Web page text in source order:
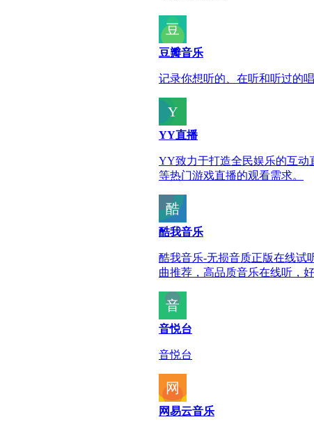
豆瓣音乐
记录你想听的、在听和听过的
YY直播
YY致力于打造全民娱乐的互动
等热门游戏直播的观看需求。
酷我音乐
酷我音乐-无损音质正版在线试
曲推荐，高品质音乐在线听，
音悦台
音悦台
网易云音乐